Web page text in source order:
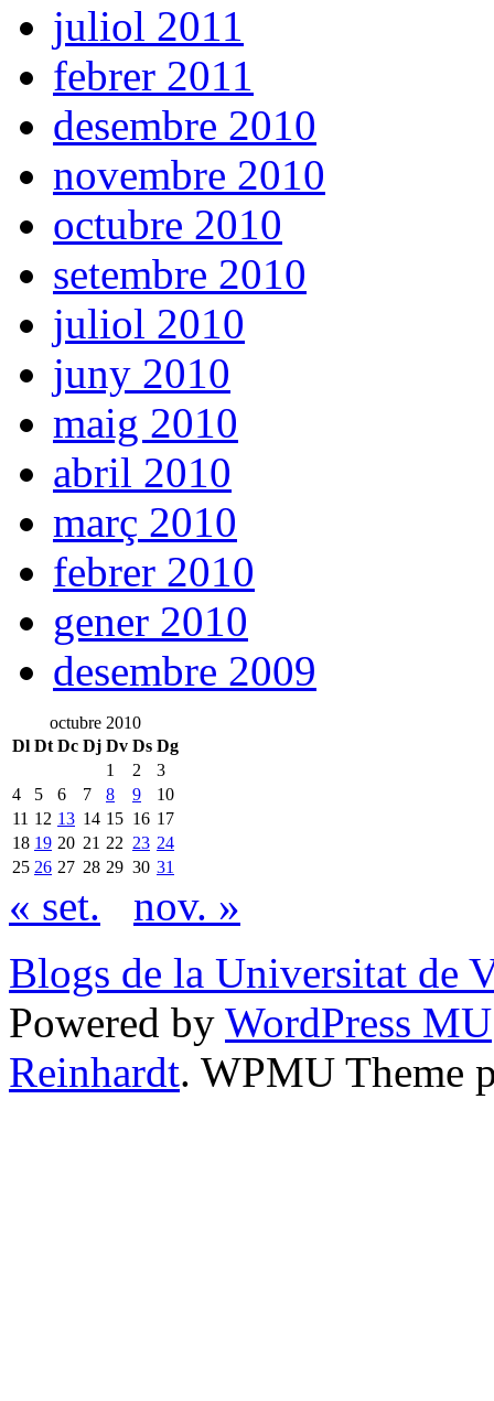
juliol 2011
febrer 2011
desembre 2010
novembre 2010
octubre 2010
setembre 2010
juliol 2010
juny 2010
maig 2010
abril 2010
març 2010
febrer 2010
gener 2010
desembre 2009
octubre 2010
Dl Dt Dc Dj Dv Ds Dg
1
2
3
4
5 6 7 8 9
10
11 12 13 14 15 16 17
18 19 20 21 22 23 24
25 26 27 28 29 30 31
« set.
nov. »
Blogs de la Universitat de
Powered by WordPress MU
Reinhardt. WPMU Theme